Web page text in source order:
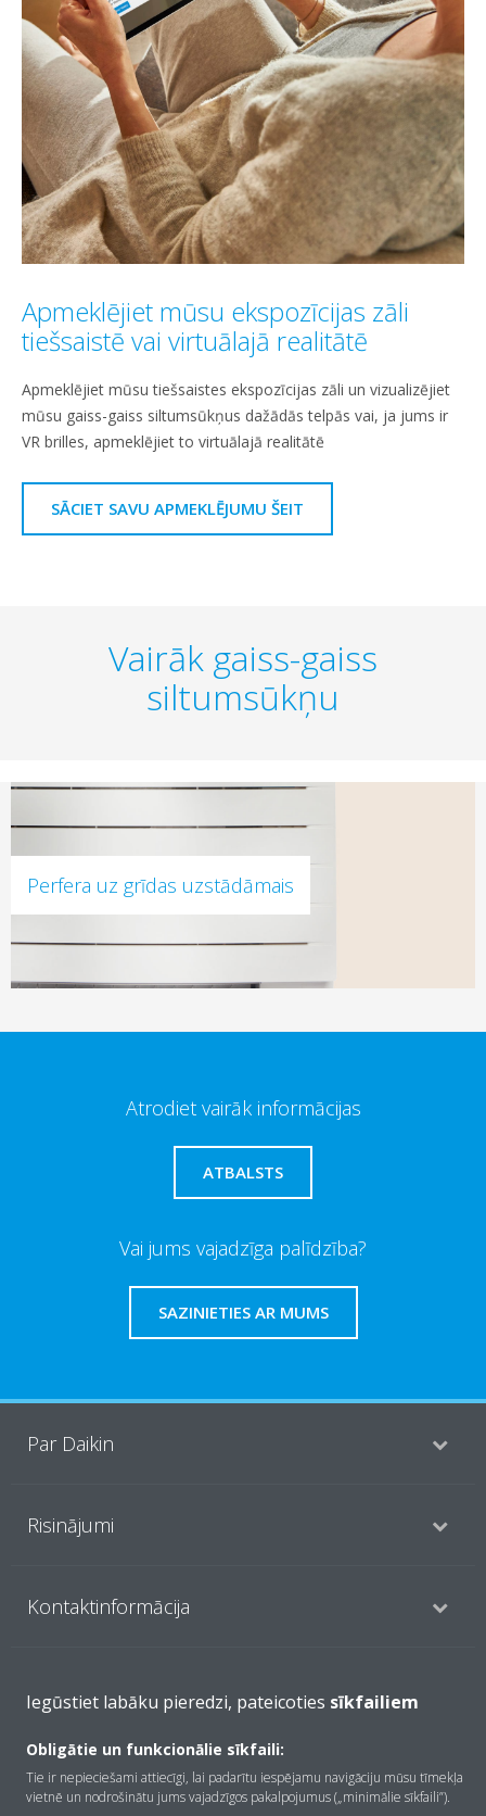
Apmeklējiet mūsu ekspozīcijas zāli
tiešsaistē vai virtuālajā realitātē
Apmeklējiet mūsu tiešsaistes ekspozīcijas zāli un vizualizējiet
mūsu gaiss-gaiss siltumsūkņus dažādās telpās vai, ja jums ir
VR brilles, apmeklējiet to virtuālajā realitātē
SĀCIET SAVU APMEKLĒJUMU ŠEIT
Vairāk gaiss-gaiss
siltumsūkņu
Perfera uz grīdas uzstādāmais
Atrodiet vairāk informācijas
ATBALSTS
Vai jums vajadzīga palīdzība?
SAZINIETIES AR MUMS
Par Daikin
Risinājumi
Kontaktinformācija
Copyright © Daikin
Juridiskais paziņojums
Informācija par sīkfailiem
Iegūstiet labāku pieredzi, pateicoties sīkfailiem
Obligātie un funkcionālie sīkfaili:
Tie ir nepieciešami attiecīgi, lai padarītu iespējamu navigāciju mūsu tīmekļa
vietnē un nodrošinātu jums vajadzīgos pakalpojumus („minimālie sīkfaili”).